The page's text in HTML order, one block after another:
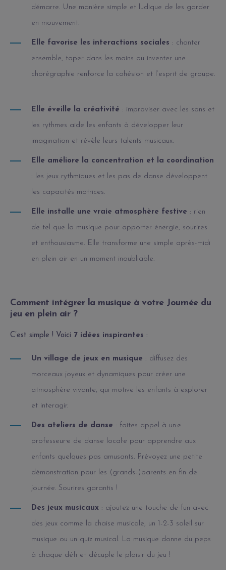
démarre. Une manière simple et ludique de les garder
en mouvement.
Elle favorise les interactions sociales : chanter
ensemble, taper dans les mains ou inventer une
chorégraphie renforce la cohésion et l’esprit de groupe.
Elle éveille la créativité : improviser avec les sons et
les rythmes aide les enfants à développer leur
imagination et révèle leurs talents musicaux.
Elle améliore la concentration et la coordination
: les jeux rythmiques et les pas de danse développent
les capacités motrices.
Elle installe une vraie atmosphère festive : rien
de tel que la musique pour apporter énergie, sourires
et enthousiasme. Elle transforme une simple après-midi
en plein air en un moment inoubliable.
Comment intégrer la musique à votre Journée du
jeu en plein air ?
C’est simple ! Voici 7 idées inspirantes :
Un village de jeux en musique : diffusez des
morceaux joyeux et dynamiques pour créer une
atmosphère vivante, qui motive les enfants à explorer
et interagir.
Des ateliers de danse : faites appel à un·e
professeur·e de danse local·e pour apprendre aux
enfants quelques pas amusants. Prévoyez une petite
démonstration pour les (grands-)parents en fin de
journée. Sourires garantis !
Des jeux musicaux : ajoutez une touche de fun avec
des jeux comme la chaise musicale, un 1-2-3 soleil sur
musique ou un quiz musical. La musique donne du peps
à chaque défi et décuple le plaisir du jeu !